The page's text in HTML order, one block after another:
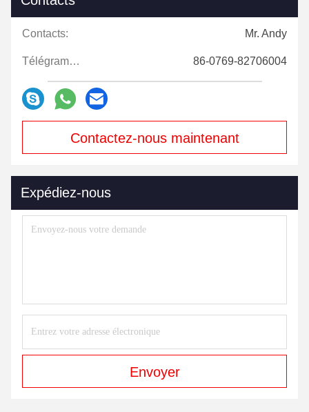
Contacts: Mr. Andy
Télégramme: 86-0769-82706004
Contactez-nous maintenant
Expédiez-nous
Envoyer